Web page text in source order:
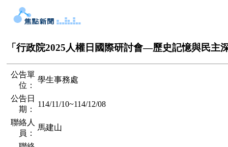
「行政院2025人權日國際研討會—歷史記憶與民主
公告單
位：
學生事務處
公告日
期：
114/11/10~114/12/08
聯絡人
員：
馬建山